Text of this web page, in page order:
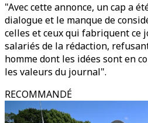
"Avec cette annonce, un cap a
dialogue et le manque de
celles et ceux qui fabriquent ce
salariés de la rédaction,
homme dont les idées sont en
les valeurs du journal".
RECOMMANDÉ